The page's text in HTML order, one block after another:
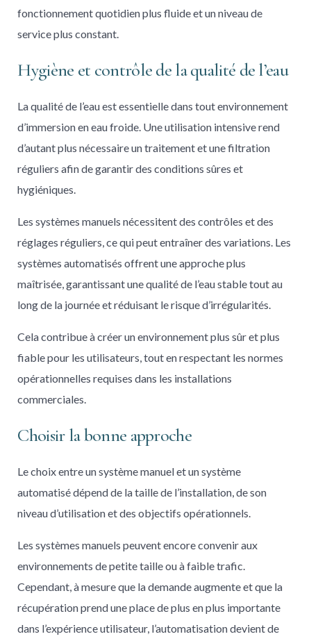
fonctionnement quotidien plus fluide et un niveau de
service plus constant.
Hygiène et contrôle de la qualité de l’eau
La qualité de l’eau est essentielle dans tout environnement
d’immersion en eau froide. Une utilisation intensive rend
d’autant plus nécessaire un traitement et une filtration
réguliers afin de garantir des conditions sûres et
hygiéniques.
Les systèmes manuels nécessitent des contrôles et des
réglages réguliers, ce qui peut entraîner des variations. Les
systèmes automatisés offrent une approche plus
maîtrisée, garantissant une qualité de l’eau stable tout au
long de la journée et réduisant le risque d’irrégularités.
Cela contribue à créer un environnement plus sûr et plus
fiable pour les utilisateurs, tout en respectant les normes
opérationnelles requises dans les installations
commerciales.
Choisir la bonne approche
Le choix entre un système manuel et un système
automatisé dépend de la taille de l’installation, de son
niveau d’utilisation et des objectifs opérationnels.
Les systèmes manuels peuvent encore convenir aux
environnements de petite taille ou à faible trafic.
Cependant, à mesure que la demande augmente et que la
récupération prend une place de plus en plus importante
dans l’expérience utilisateur, l’automatisation devient de